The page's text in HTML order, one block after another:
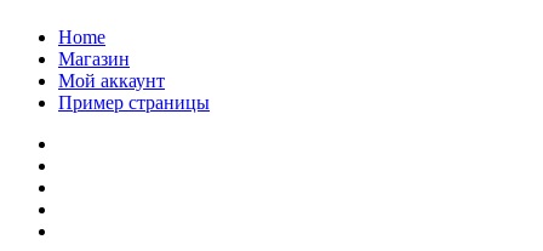
Перейти
содержанию
Home
Магазин
Мой аккаунт
Пример страницы